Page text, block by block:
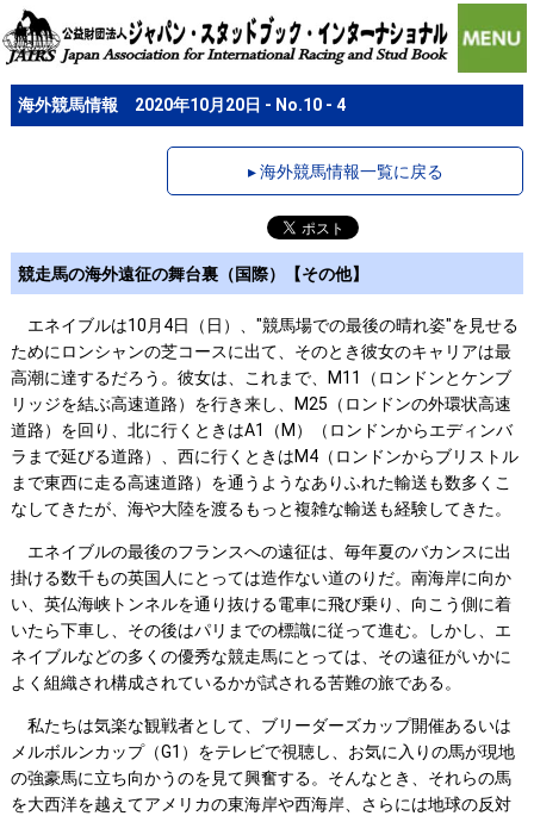
海外競馬情報 2020年10月20日 - No.10 - 4
▸ 海外競馬情報一覧に戻る
競走馬の海外遠征の舞台裏（国際）【その他】
エネイブルは10月4日（日）、"競馬場での最後の晴れ姿"を見せる
ためにロンシャンの芝コースに出て、そのとき彼女のキャリアは最
高潮に達するだろう。彼女は、これまで、M11（ロンドンとケンブ
リッジを結ぶ高速道路）を行き来し、M25（ロンドンの外環状高速
道路）を回り、北に行くときはA1（M）（ロンドンからエディンバ
ラまで延びる道路）、西に行くときはM4（ロンドンからブリストル
まで東西に走る高速道路）を通うようなありふれた輸送も数多くこ
なしてきたが、海や大陸を渡るもっと複雑な輸送も経験してきた。
エネイブルの最後のフランスへの遠征は、毎年夏のバカンスに出
掛ける数千もの英国人にとっては造作ない道のりだ。南海岸に向か
い、英仏海峡トンネルを通り抜ける電車に飛び乗り、向こう側に着
いたら下車し、その後はパリまでの標識に従って進む。しかし、エ
ネイブルなどの多くの優秀な競走馬にとっては、その遠征がいかに
よく組織され構成されているかが試される苦難の旅である。
私たちは気楽な観戦者として、ブリーダーズカップ開催あるいは
メルボルンカップ（G1）をテレビで視聴し、お気に入りの馬が現地
の強豪馬に立ち向かうのを見て興奮する。そんなとき、それらの馬
を大西洋を越えてアメリカの東海岸や西海岸、さらには地球の反対